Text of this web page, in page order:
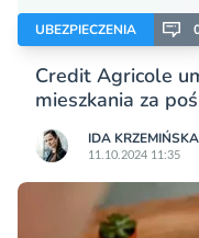
UBEZPIECZENIA
Credit Agricole
mieszkania za
IDA
11.10.2024 11:35